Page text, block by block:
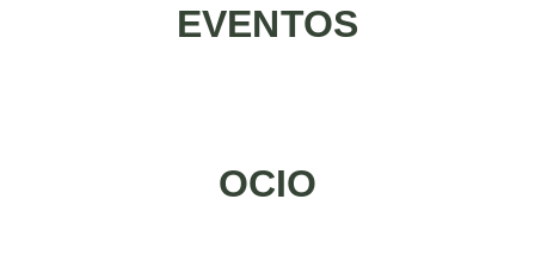
EVENTOS
OCIO